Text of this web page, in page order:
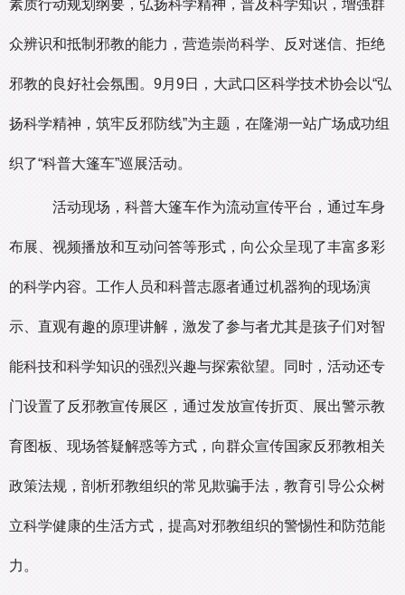
素质行动规划纲要，弘扬科学精神，普及科学知识，增强群
众辨识和抵制邪教的能力，营造崇尚科学、反对迷信、拒绝
邪教的良好社会氛围。9月9日，大武口区科学技术协会以“弘
扬科学精神，筑牢反邪防线”为主题，在隆湖一站广场成功组
织了“科普大篷车”巡展活动。
活动现场，科普大篷车作为流动宣传平台，通过车身
布展、视频播放和互动问答等形式，向公众呈现了丰富多彩
的科学内容。工作人员和科普志愿者通过机器狗的现场演
示、直观有趣的原理讲解，激发了参与者尤其是孩子们对智
能科技和科学知识的强烈兴趣与探索欲望。同时，活动还专
门设置了反邪教宣传展区，通过发放宣传折页、展出警示教
育图板、现场答疑解惑等方式，向群众宣传国家反邪教相关
政策法规，剖析邪教组织的常见欺骗手法，教育引导公众树
立科学健康的生活方式，提高对邪教组织的警惕性和防范能
力。